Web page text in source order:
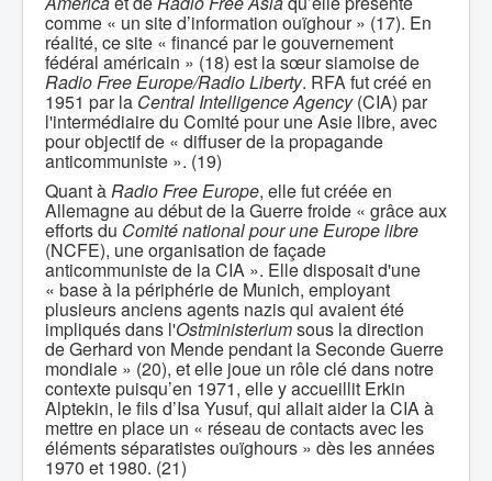
comme « un site d’information ouïghour » (17). En
réalité, ce site « financé par le gouvernement
fédéral américain » (18) est la sœur siamoise de
Radio Free Europe/Radio Liberty. RFA fut créé en
1951 par la Central Intelligence Agency(CIA) par
l'intermédiaire du Comité pour une Asie libre, avec
pour objectif de « diffuser de la propagande
anticommuniste ». (19)
Quant àRadio Free Europe, elle fut créée en
Allemagne au début de la Guerre froide « grâce aux
efforts du Comité national pour une Europe libre
(NCFE), une organisation de façade
anticommuniste de la CIA ». Elle disposait d'une
« base à la périphérie de Munich, employant
plusieurs anciens agents nazis qui avaient été
impliqués dans l'Ostministeriumsous la direction
de Gerhard von Mende pendant la Seconde Guerre
mondiale » (20), et elle joue un rôle clé dans notre
contexte puisqu’en 1971, elle y accueillit Erkin
Alptekin, le fils d’Isa Yusuf, qui allait aider la CIA à
mettre en place un « réseau de contacts avec les
éléments séparatistes ouïghours » dès les années
1970 et 1980. (21)